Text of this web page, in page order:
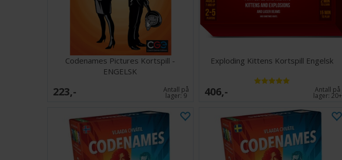
Codenames Pictures Kortspill -
ENGELSK
223,- Antall på
lager:9
Exploding Kittens Kortspill Engelsk
406,- Antall på
lager:20+